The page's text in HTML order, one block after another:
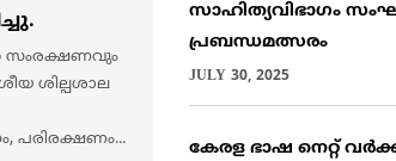
സംരക്ഷണവും
ശില്പശാല
പരിരക്ഷണം...
സാഹിത്യവിഭാഗം
പ്രബന്ധമത്സരം
JULY 30, 2025
കേരള ഭാഷ നെറ്റ്